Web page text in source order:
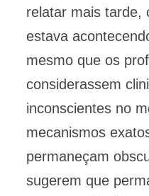
relatar mais tarde,
estava
mesmo que os
considerassem
inconscientes no
mecanismos
permaneçam
sugerem que